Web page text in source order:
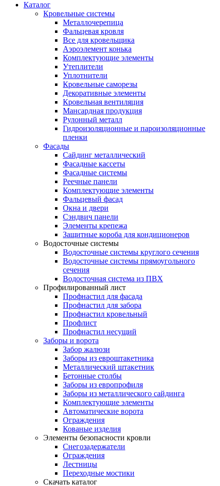
Каталог
Кровельные системы
Металлочерепица
Фальцевая кровля
Все для кровельщика
Аэроэлемент конька
Комплектующие элементы
Утеплители
Уплотнители
Кровельные саморезы
Декоративные элементы
Кровельная вентиляция
Мансардная продукция
Рулонный металл
Гидроизоляционные и пароизоляционные
пленки
Фасады
Сайдинг металлический
Фасадные кассеты
Фасадные системы
Реечные панели
Комплектующие элементы
Фальцевый фасад
Окна и двери
Сэндвич панели
Элементы крепежа
Защитные короба для кондиционеров
Водосточные системы
Водосточные системы круглого сечения
Водосточные системы прямоугольного
сечения
Водосточная система из ПВХ
Профилированный лист
Профнастил для фасада
Профнастил для забора
Профнастил кровельный
Профлист
Профнастил несущий
Заборы и ворота
Забор жалюзи
Заборы из евроштакетника
Металлический штакетник
Бетонные столбы
Заборы из европрофиля
Заборы из металлического сайдинга
Комплектующие элементы
Автоматические ворота
Ограждения
Кованые изделия
Элементы безопасности кровли
Снегозадержатели
Ограждения
Лестницы
Переходные мостики
Скачать каталог